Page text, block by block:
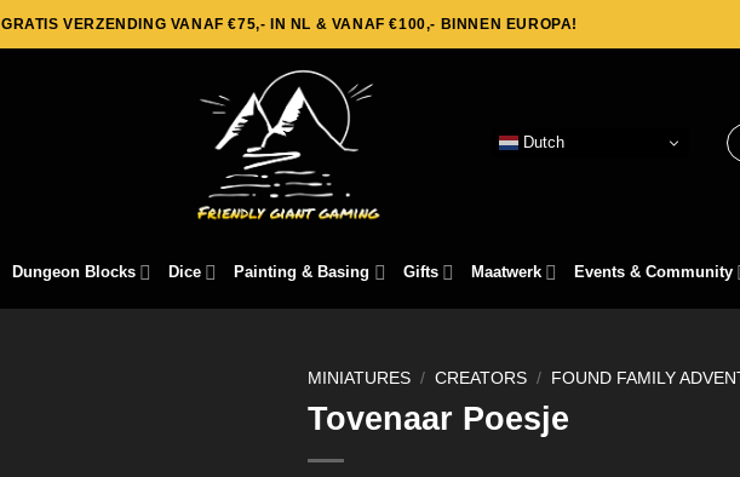
GRATIS VERZENDING VANAF €75,- IN NL & VANAF €100,- BINNEN EUROPA!
Dutch
Dungeon Blocks Dice Painting & Basing Gifts Maatwerk Events & Community
MINIATURES / CREATORS / FOUND FAMILY
Tovenaar Poesje